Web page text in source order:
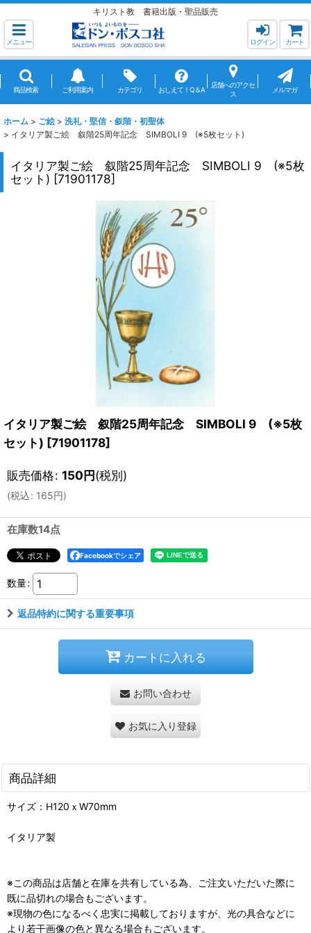
キリスト教 書籍出版・聖品販売
メニュー ログイン カート
商品検索 ご利用案内 カテゴリ おしえて！Q＆A
店舗へのアクセ
ス
メルマガ
ホーム > ご絵 > 洗礼・堅信・叙階・初聖体
> イタリア製ご絵 叙階25周年記念 SIMBOLI 9 (※5枚セット)
イタリア製ご絵 叙階25周年記念 SIMBOLI 9 (※5枚
セット) [71901178]
イタリア製ご絵 叙階25周年記念 SIMBOLI 9 (※5枚
セット) [71901178]
販売価格: 150円(税別)
(税込: 165円)
在庫数14点
Facebookでシェア
数量:
返品特約に関する重要事項
カートに入れる
お問い合わせ
お気に入り登録
商品詳細
サイズ：H120ｘW70mm
イタリア製
※この商品は店舗と在庫を共有している為、ご注文いただいた際に
既に品切れの場合もございます。
※現物の色になるべく忠実に掲載しておりますが、光の具合などに
より若干画像の色と異なる場合もございます。